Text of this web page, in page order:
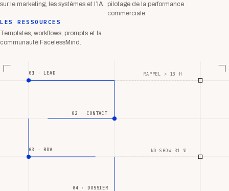
sur le marketing, les systèmes et l’IA. pilotage de la performance
commerciale.
LES RESSOURCES
Templates, workflows, prompts et la
communauté FacelessMind.
01 · LEAD
02 · CONTACT
03 · RDV
04 · DOSSIER
RAPPEL > 18 H
NO-SHOW 31 %